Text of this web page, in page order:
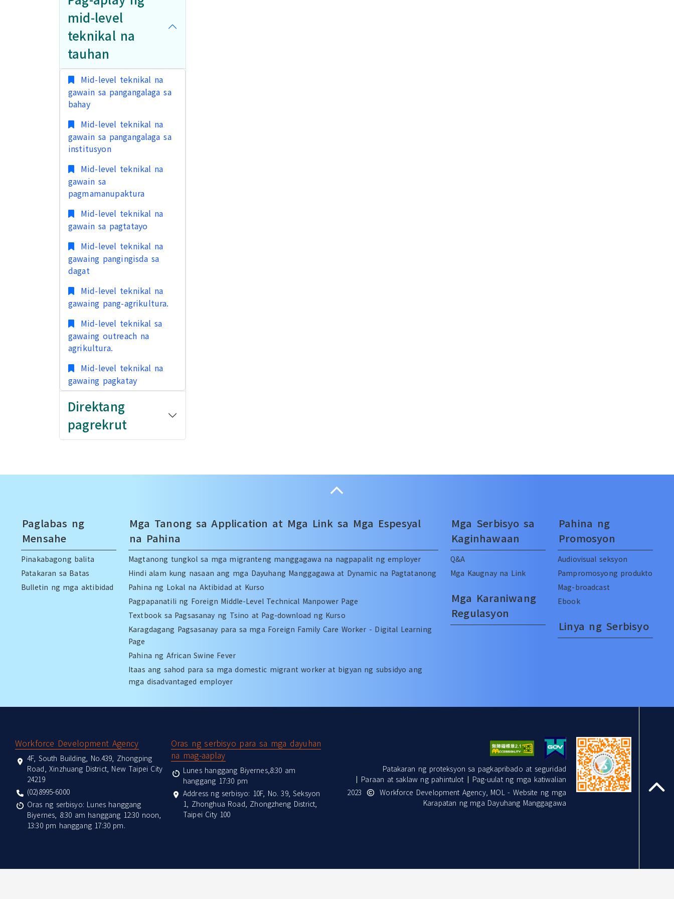
mid-level
teknikal na
tauhan
Mid-level teknikal na
gawain sa pangangalaga sa
bahay
Mid-level teknikal na
gawain sa pangangalaga sa
institusyon
Mid-level teknikal na
gawain sa
pagmamanupaktura
Mid-level teknikal na
gawain sa pagtatayo
Mid-level teknikal na
gawaing pangingisda sa
dagat
Mid-level teknikal na
gawaing pang-agrikultura.
Mid-level teknikal sa
gawaing outreach na
agrikultura.
Mid-level teknikal na
gawaing pagkatay
Direktang
pagrekrut
Paglabas ng
Mensahe
Pinakabagong balita
Patakaran sa Batas
Bulletin ng mga aktibidad
Mga Tanong sa Application at Mga Link sa Mga Espesyal
na Pahina
Magtanong tungkol sa mga migranteng manggagawa na nagpapalit ng employer
Hindi alam kung nasaan ang mga Dayuhang Manggagawa at Dynamic na Pagtatanong
Pahina ng Lokal na Aktibidad at Kurso
Pagpapanatili ng Foreign Middle-Level Technical Manpower Page
Textbook sa Pagsasanay ng Tsino at Pag-download ng Kurso
Karagdagang Pagsasanay para sa mga Foreign Family Care Worker - Digital Learning
Page
Pahina ng African Swine Fever
Itaas ang sahod para sa mga domestic migrant worker at bigyan ng subsidyo ang
mga disadvantaged employer
Mga Serbisyo sa
Kaginhawaan
Q&A
Mga Kaugnay na Link
Mga Karaniwang
Regulasyon
Pahina ng
Promosyon
Audiovisual seksyon
Pampromosyong produkto
Mag-broadcast
Ebook
Linya ng Serbisyo
Workforce Development Agency
4F, South Building, No.439, Zhongping
Road, Xinzhuang District, New Taipei City
24219
(02)8995-6000
Oras ng serbisyo: Lunes hanggang
Biyernes, 8:30 am hanggang 12:30 noon,
13:30 pm hanggang 17:30 pm.
Oras ng serbisyo para sa mga dayuhan
na mag-aaplay
Lunes hanggang Biyernes,8:30 am
hanggang 17:30 pm
Address ng serbisyo: 10F, No. 39, Seksyon
1, Zhonghua Road, Zhongzheng District,
Taipei City 100
Patakaran ng proteksyon sa pagkapribado at seguridad
Paraan at saklaw ng pahintulot
Pag-uulat ng mga katiwalian
2023
Workforce Development Agency, MOL - Website ng mga
Karapatan ng mga Dayuhang Manggagawa
top